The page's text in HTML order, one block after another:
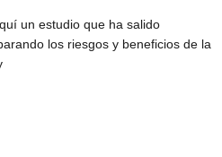
un estudio que ha salido
los riesgos y beneficios de la